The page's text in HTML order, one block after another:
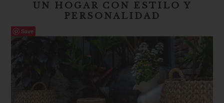
UN HOGAR CON ESTILO Y
PERSONALIDAD
Save